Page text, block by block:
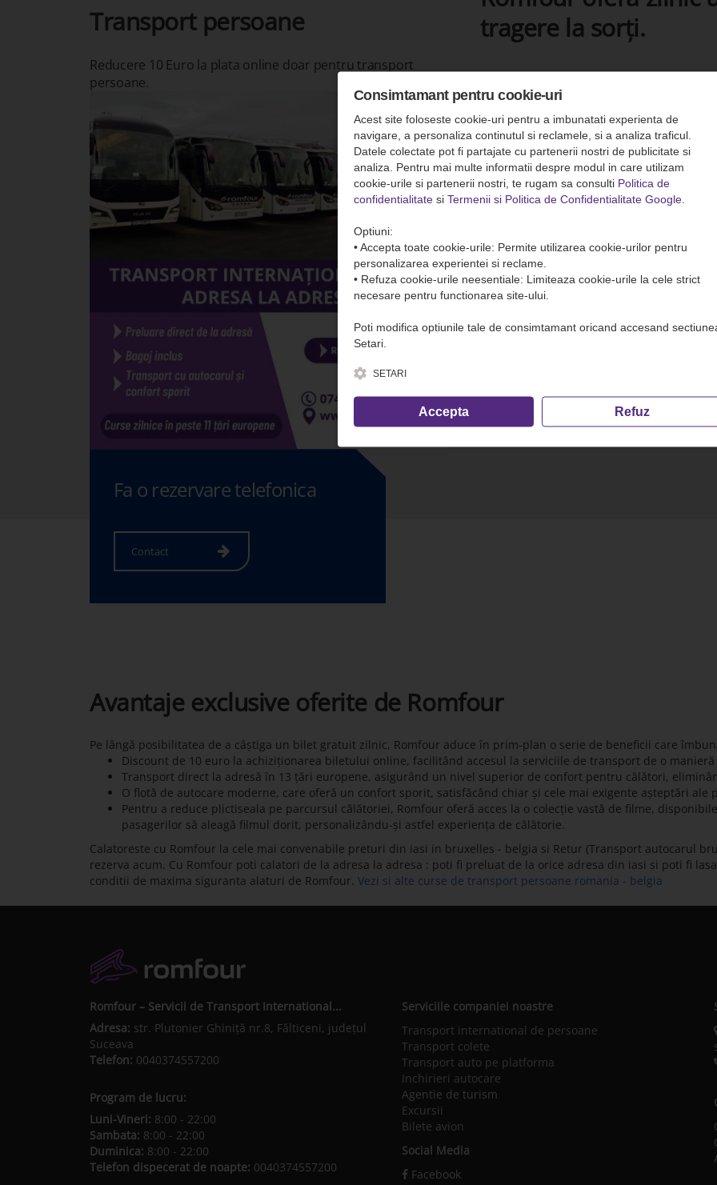
Transport persoane
Reducere 10 Euro la plata online doar pentru transport
persoane.
Fa o rezervare telefonica
Contact
tragere la sorți.
Avantaje exclusive oferite de Romfour
Pe lângă posibilitatea de a câștiga un bilet gratuit zilnic, Romfour aduce în prim-plan o serie de beneficii care
Discount de 10 euro la achiziționarea biletului online, facilitând accesul la serviciile de transport de o
Transport direct la adresă în 13 țări europene, asigurând un nivel superior de confort pentru călători,
O flotă de autocare moderne, care oferă un confort sporit, satisfăcând chiar și cele mai exigente așteptări ale
Pentru a reduce plictiseala pe parcursul călătoriei, Romfour oferă acces la o colecție vastă de filme,
pasagerilor să aleagă filmul dorit, personalizându-și astfel experiența de călătorie.
Calatoreste cu Romfour la cele mai convenabile preturi din iasi in bruxelles - belgia si Retur (Transport autocarul
rezerva acum. Cu Romfour poti calatori de la adresa la adresa : poti fi preluat de la orice adresa din iasi si poti fi
conditii de maxima siguranta alaturi de Romfour. Vezi si alte curse de transport persoane romania - belgia
Romfour – Servicii de Transport International...
Adresa: str. Plutonier Ghiniţă nr.8, Fălticeni, judeţul
Suceava
Telefon: 0040374557200
Program de lucru:
Luni-Vineri: 8:00 - 22:00
Sambata: 8:00 - 22:00
Duminica: 8:00 - 22:00
Telefon dispecerat de noapte: 0040374557200
Serviciile companiei noastre
Transport international de persoane
Transport colete
Transport auto pe platforma
Inchirieri autocare
Agentie de turism
Excursii
Bilete avion
Social Media
Facebook
Consimtamant pentru cookie-uri
Acest site foloseste cookie-uri pentru a imbunatati experienta de
navigare, a personaliza continutul si reclamele, si a analiza traficul.
Datele colectate pot fi partajate cu partenerii nostri de publicitate si
analiza. Pentru mai multe informatii despre modul in care utilizam
cookie-urile si partenerii nostri, te rugam sa consulti Politica de
confidentialitate si Termenii si Politica de Confidentialitate Google
Optiuni:
• Accepta toate cookie-urile: Permite utilizarea cookie-urilor pentru
personalizarea experientei si reclame.
• Refuza cookie-urile neesentiale: Limiteaza cookie-urile la cele strict
necesare pentru functionarea site-ului.
Poti modifica optiunile tale de consimtamant oricand accesand
Setari.
SETARI
Accepta Refuz